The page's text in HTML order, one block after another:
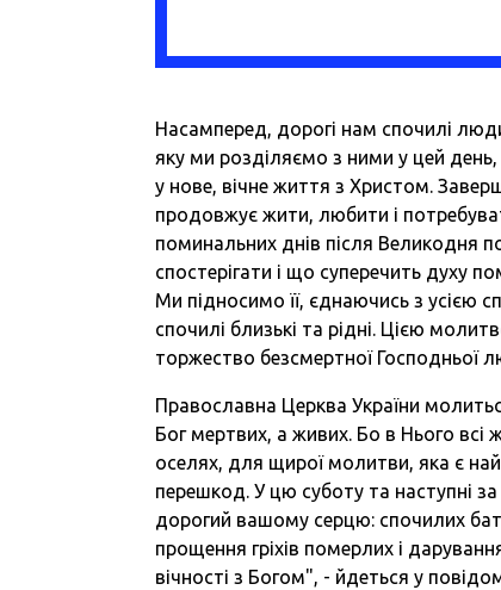
Насамперед, дорогі нам спочилі
яку ми розділяємо з ними у цей
у нове, вічне життя з Христом.
продовжує жити, любити і
поминальних днів після Великодня
спостерігати і що суперечить духу
Ми підносимо її, єднаючись з усією
спочилі близькі та рідні. Цією
торжество безсмертної Господньої
Православна Церква України
Бог мертвих, а живих. Бо в Нього всі
оселях, для щирої молитви, яка є
перешкод. У цю суботу та наступні
дорогий вашому серцю: спочилих
прощення гріхів померлих і
вічності з Богом", - йдеться у